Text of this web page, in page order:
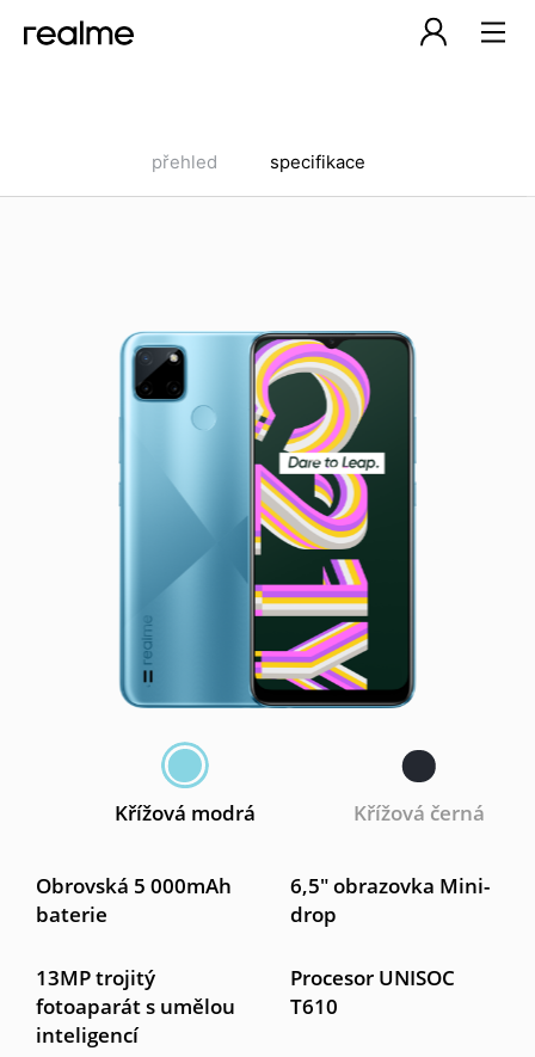
přehled specifikace
Obrovská 5 000mAh
baterie
6,5″ obrazovka Mini-
drop
13MP trojitý
fotoaparát s umělou
inteligencí
Procesor UNISOC
T610
Křížová modrá Křížová černá